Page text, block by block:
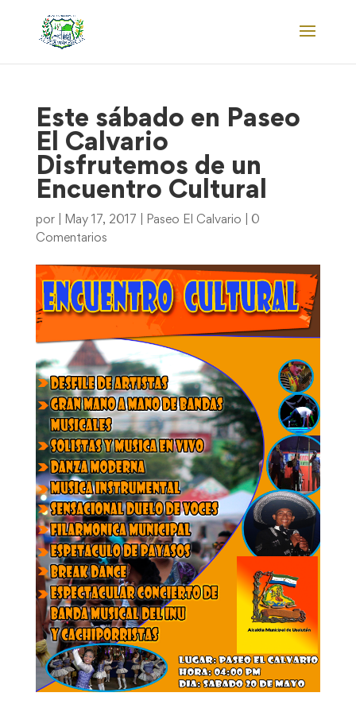
Este sábado en Paseo
El Calvario
Disfrutemos de un
Encuentro Cultural
por May 17, 2017 Paseo El Calvario
0
Comentarios